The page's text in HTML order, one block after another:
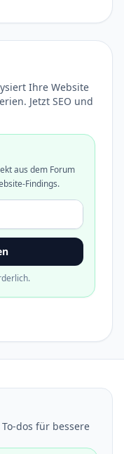
Ihre Website
Jetzt SEO und
aus dem Forum
Findings.
dos für bessere